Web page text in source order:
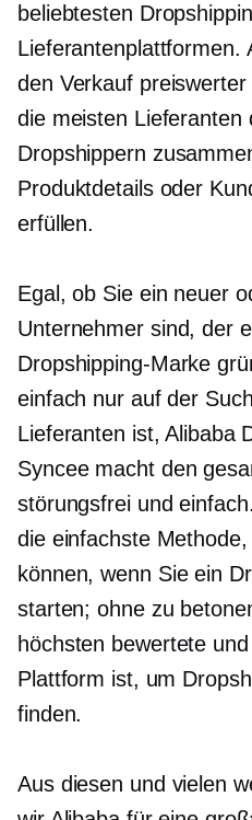
beliebtesten
Lieferantenplattformen.
den Verkauf
die meisten Lieferanten
Dropshippern
Produktdetails oder
erfüllen.
Egal, ob Sie ein neuer
Unternehmer sind, der
Dropshipping-Marke
einfach nur auf der
Lieferanten ist, Alibaba
Syncee macht den
störungsfreiund
die einfachste
können, wenn Sie ein
starten; ohne zu
höchsten bewertete
Plattform ist, um
finden.
Aus diesen und vielen